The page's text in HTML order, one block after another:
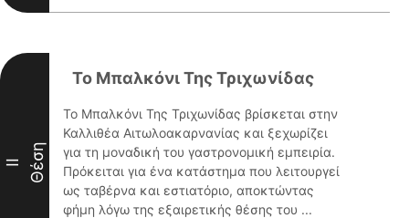
II Θέση
Το Μπαλκόνι Της Τριχωνίδας
Το Μπαλκόνι Της Τριχωνίδας βρίσκεται στην
Καλλιθέα Αιτωλοακαρνανίας και ξεχωρίζει
για τη μοναδική του γαστρονομική εμπειρία.
Πρόκειται για ένα κατάστημα που λειτουργεί
ως ταβέρνα και εστιατόριο, αποκτώντας
φήμη λόγω της εξαιρετικής θέσης του ...